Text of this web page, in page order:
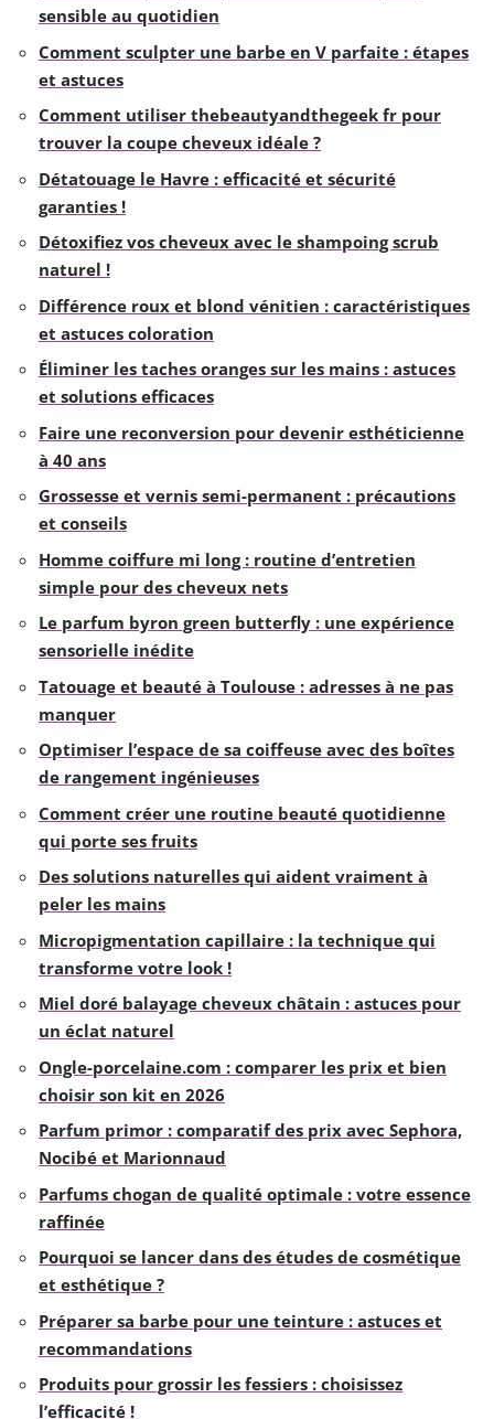
sensible au quotidien
Comment sculpter une barbe en V parfaite : étapes
et astuces
Comment utiliser thebeautyandthegeek fr pour
trouver la coupe cheveux idéale ?
Détatouage le Havre : efficacité et sécurité
garanties !
Détoxifiez vos cheveux avec le shampoing scrub
naturel !
Différence roux et blond vénitien : caractéristiques
et astuces coloration
Éliminer les taches oranges sur les mains : astuces
et solutions efficaces
Faire une reconversion pour devenir esthéticienne
à 40 ans
Grossesse et vernis semi-permanent : précautions
et conseils
Homme coiffure mi long : routine d’entretien
simple pour des cheveux nets
Le parfum byron green butterfly : une expérience
sensorielle inédite
Tatouage et beauté à Toulouse : adresses à ne pas
manquer
Optimiser l’espace de sa coiffeuse avec des boîtes
de rangement ingénieuses
Comment créer une routine beauté quotidienne
qui porte ses fruits
Des solutions naturelles qui aident vraiment à
peler les mains
Micropigmentation capillaire : la technique qui
transforme votre look !
Miel doré balayage cheveux châtain : astuces pour
un éclat naturel
Ongle-porcelaine.com : comparer les prix et bien
choisir son kit en 2026
Parfum primor : comparatif des prix avec Sephora,
Nocibé et Marionnaud
Parfums chogan de qualité optimale : votre essence
raffinée
Pourquoi se lancer dans des études de cosmétique
et esthétique ?
Préparer sa barbe pour une teinture : astuces et
recommandations
Produits pour grossir les fessiers : choisissez
l’efficacité !